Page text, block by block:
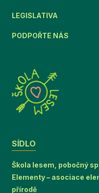
LEGISLATIVA
PODPOŘTE NÁS
SÍDLO
Škola lesem, pobočný
Elementy – asociace
přírodě